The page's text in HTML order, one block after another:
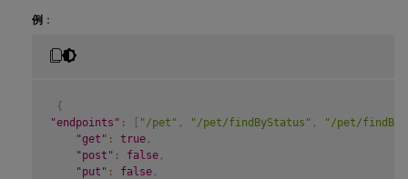
例 ：
{
"endpoints" : [ "/pet" , "/pet/findByStatus" ,
"/pet/
"get" : true ,
"post" : false ,
"put" : false ,